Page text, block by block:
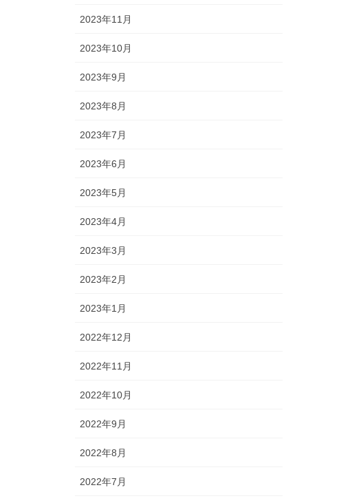
2023年11月
2023年10月
2023年9月
2023年8月
2023年7月
2023年6月
2023年5月
2023年4月
2023年3月
2023年2月
2023年1月
2022年12月
2022年11月
2022年10月
2022年9月
2022年8月
2022年7月